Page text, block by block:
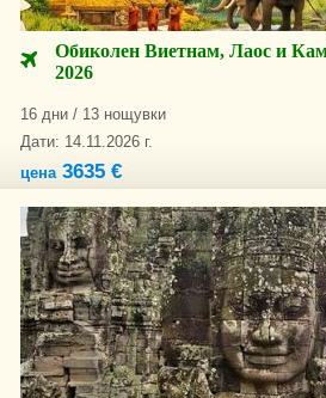
Обиколен Виетнам, Лаос и
2026
16 дни / 13 нощувки
Дати: 14.11.2026 г.
цена3635 €